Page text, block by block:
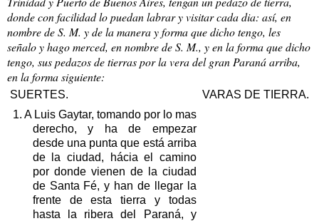
donde con facilidad lo puedan labrar y visitar cada dia: así, en
nombre de S. M. y de la manera y forma que dicho tengo, les
señalo y hago merced, en nombre de S. M., y en la forma que dicho
tengo, sus pedazos de tierras por la vera del gran Paraná arriba,
en la forma siguiente:
SUERTES.
VARAS DE TIERRA.
1. A Luis Gaytar, tomando por lo mas
derecho, y ha de empezar
desde una punta que está arriba
de la ciudad, hácia el camino
por donde vienen de la ciudad
de Santa Fé, y han de llegar la
frente de esta tierra y todas
hasta la ribera del Paraná, y